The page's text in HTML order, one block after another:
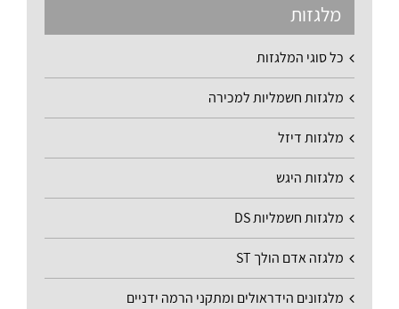
מלגזות
כל סוגי המלגזות
מלגזות חשמליות למכירה
מלגזות דיזל
מלגזות היגש
מלגזות חשמליות DS
מלגזה אדם הולך ST
מלגזונים הידראולים ומתקני הרמה ידניים